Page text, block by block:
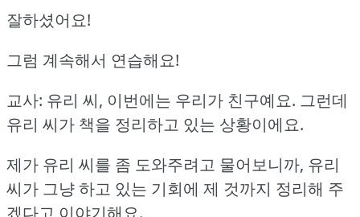
잘하셨어요!
그럼 계속해서 연습해요!
교사: 유리 씨, 이번에는 우리가 친구예요. 그런데
유리 씨가 책을 정리하고 있는 상황이에요.
제가 유리 씨를 좀 도와주려고 물어보니까, 유리
씨가 그냥 하고 있는 기회에 제 것까지 정리해 주
겠다고 이야기해요.